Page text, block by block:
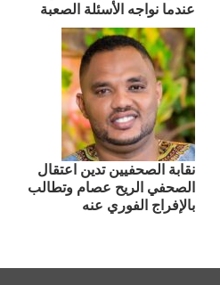
عندما نواجه الأسئلة الصعبة
نقابة الصحفيين تدين اعتقال
الصحفي الريح عصام وتطالب
بالإفراج الفوري عنه